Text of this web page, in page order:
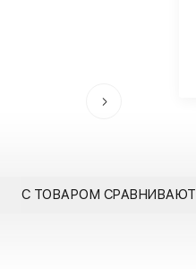
С ТОВАРОМ СРАВНИВАЮТ